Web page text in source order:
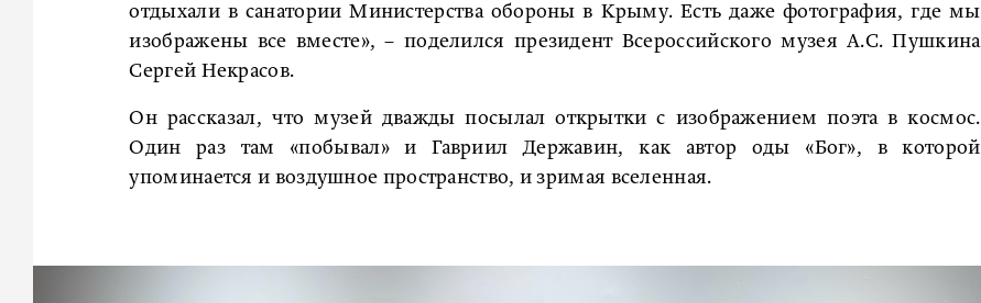
отдыхали в санатории Министерства обороны в Крыму. Есть даже фотография, где мы
изображены все вместе», – поделился президент Всероссийского музея А.С. Пушкина
Сергей Некрасов.
Он рассказал, что музей дважды посылал открытки с изображением поэта в космос.
Один раз там «побывал» и Гавриил Державин, как автор оды «Бог», в которой
упоминается и воздушное пространство, и зримая вселенная.